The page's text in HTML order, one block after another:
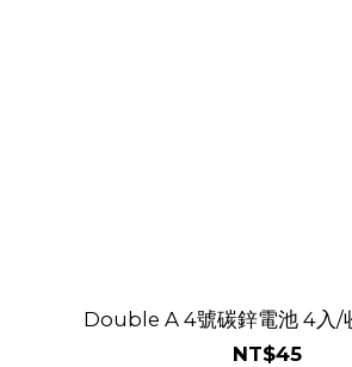
Double A 4號碳鋅電池 4入/
NT$45